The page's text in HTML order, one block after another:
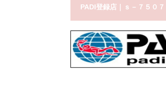
PADI登録店｜ｓ－７５０７